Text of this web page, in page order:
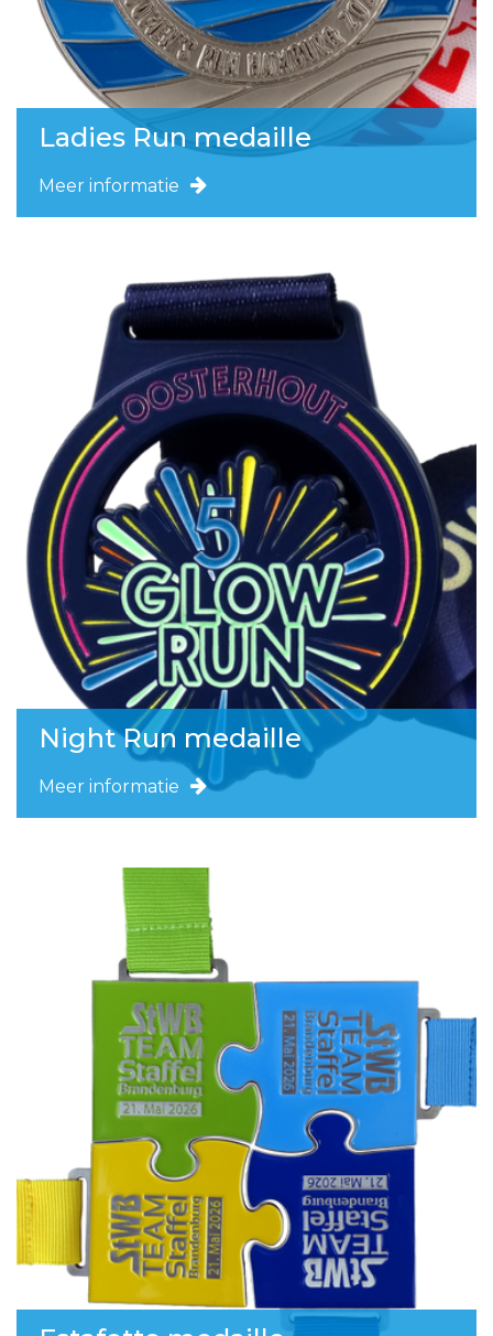
Ladies Run medaille
Meer informatie
Night Run medaille
Meer informatie